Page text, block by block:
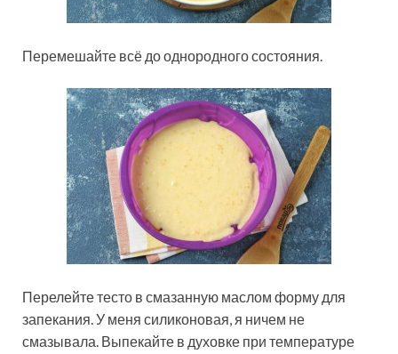
Перемешайте всё до однородного состояния.
Перелейте тесто в смазанную маслом форму для
запекания. У меня силиконовая, я ничем не
смазывала. Выпекайте в духовке при температуре